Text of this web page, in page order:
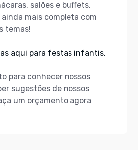
salões e buffets.
mais completa com
temas!
aqui para festas infantis.
para conhecer nossos
sugestões de nossos
um orçamento agora